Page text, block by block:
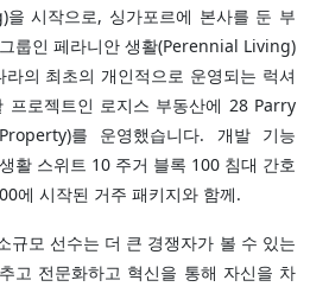
시작으로, 싱가포르에 본사를 둔 부
룹인 페라니안 생활(Perennial Living)
의 최초의 개인적으로 운영되는 럭셔
프로젝트인 로지스 부동산에 28 Parry
를 운영했습니다. 개발 기능
활 스위트 10 주거 블록 100 침대 간호
에 시작된 거주 패키지와 함께.
규모 선수는 더 큰 경쟁자가 볼 수 있는
고 전문화하고 혁신을 통해 자신을 차